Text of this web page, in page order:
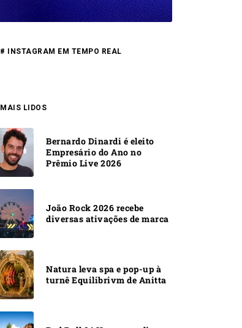
# INSTAGRAM EM TEMPO REAL
MAIS LIDOS
Bernardo Dinardi é eleito
Empresário do Ano no
Prêmio Live 2026
João Rock 2026 recebe
diversas ativações de marca
Natura leva spa e pop-up à
turnê Equilibrivm de Anitta